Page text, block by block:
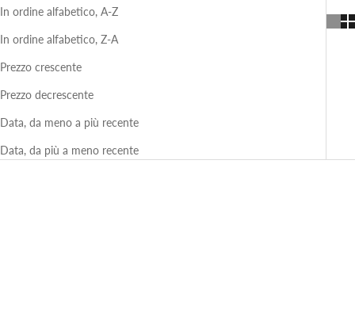
In ordine alfabetico, A-Z
In ordine alfabetico, Z-A
Prezzo crescente
Prezzo decrescente
Data, da meno a più recente
Data, da più a meno recente